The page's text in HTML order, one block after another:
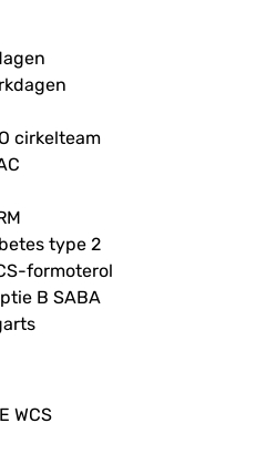
cirkelteam
type 2
formoterol
B SABA
WCS